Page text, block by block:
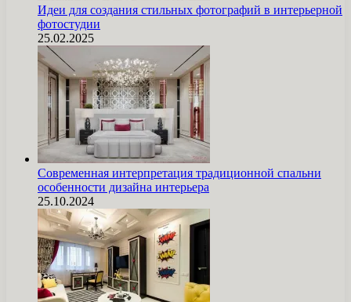
Идеи для создания стильных фотографий в интерьерной
фотостудии
25.02.2025
Современная интерпретация традиционной спальни
особенности дизайна интерьера
25.10.2024